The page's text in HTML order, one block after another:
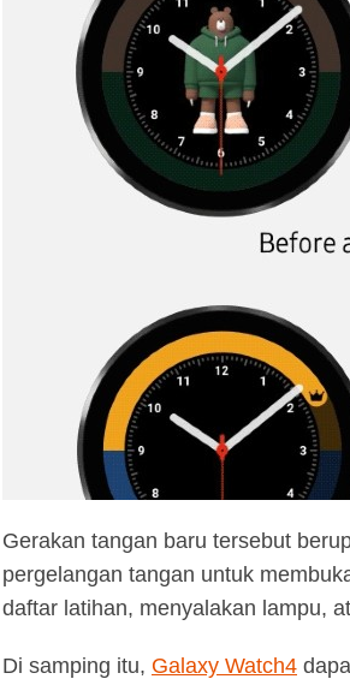
Gerakan tangan baru tersebut
pergelangan tangan untuk
daftar latihan, menyalakan lampu,
Di samping itu, Galaxy Watch4